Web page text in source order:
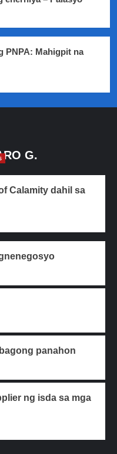
PNPA: Mahigpit na
G.
Calamity dahil sa
panahon
ng isda sa mga